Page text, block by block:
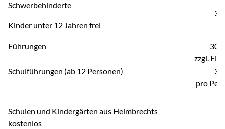
Schwerbehinderte
Kinder unter 12 Jahren frei
Führungen
zzgl.
Schulführungen (ab 12 Personen)
Schulen und Kindergärten aus Helmbrechts
kostenlos
pro